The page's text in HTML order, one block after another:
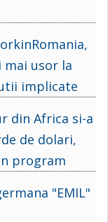
usor la
implicate
din Africa si-a
de dolari,
program
"EMIL"